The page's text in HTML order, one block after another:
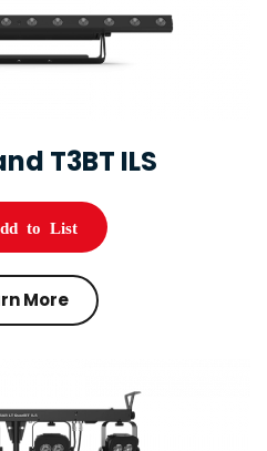
T3BT ILS
to List
More